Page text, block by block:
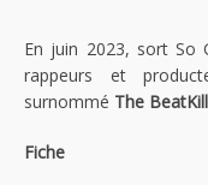
En juin 2023, sort So
rappeurs et
surnommé The
Fiche